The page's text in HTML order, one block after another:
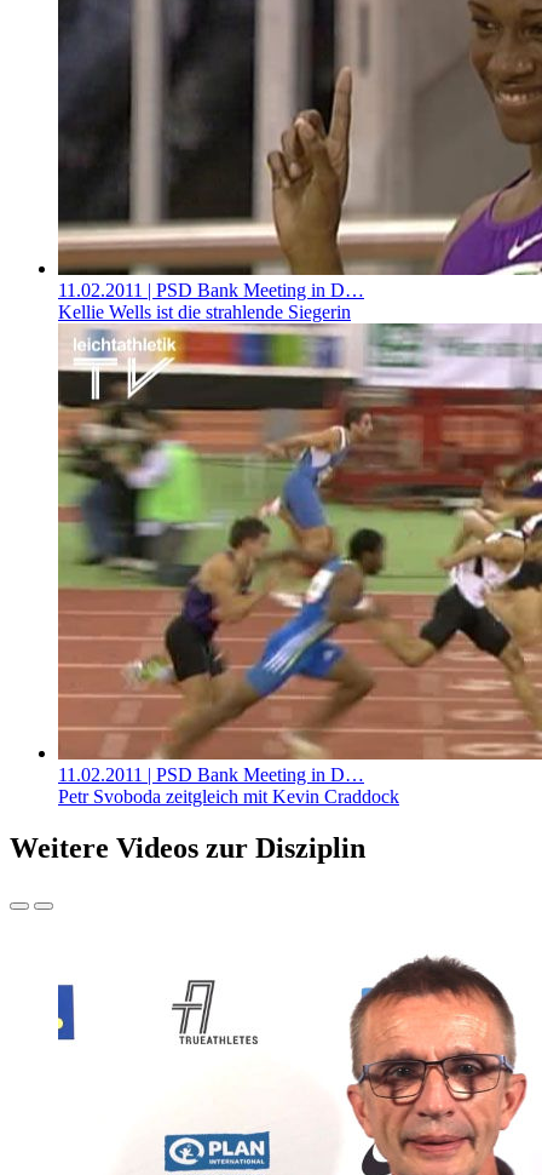
11.02.2011 | PSD Bank Meeting in D…
Kellie Wells ist die strahlende Siegerin
11.02.2011 | PSD Bank Meeting in D…
Petr Svoboda zeitgleich mit Kevin Craddock
Weitere Videos zur Disziplin